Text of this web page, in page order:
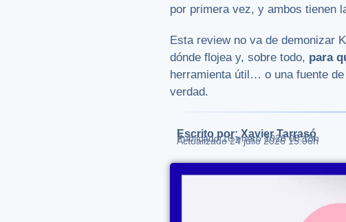
por primera vez, y ambos tienen
Esta review no va de demonizar
dónde flojea y, sobre todo, para
herramienta útil… o una fuente
verdad.
Escrito por: Xavier Tarrasó
Publicado 16 enero 2026 08:15h
Actualizado 24 julio 2026 15:06h